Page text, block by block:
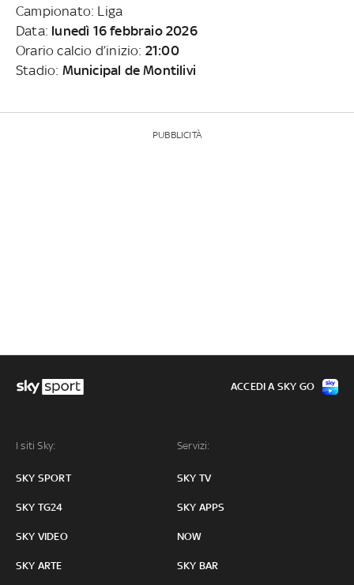
Campionato: Liga
Data: lunedì 16 febbraio 2026
Orario calcio d’inizio: 21:00
Stadio: Municipal de Montilivi
PUBBLICITÀ
I siti Sky:
SKY SPORT
SKY TG24
SKY VIDEO
SKY ARTE
Servizi:
SKY TV
SKY APPS
NOW
SKY BAR
ACCEDI A SKY GO